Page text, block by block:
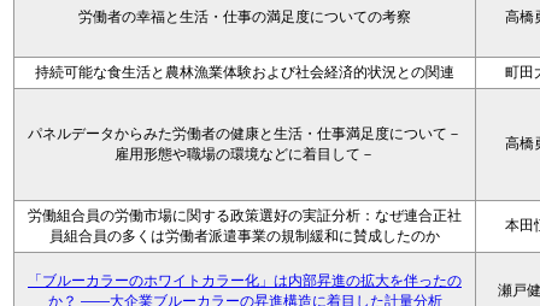
労働者の幸福と生活・仕事の満足度についての考察 高橋
持続可能な食生活と農林漁業体験および社会経済的状況との関連 町田
パネルデータからみた労働者の健康と生活・仕事満足度について－
雇用形態や職場の環境などに着目して－
高橋
労働組合員の労働市場に関する政策選好の実証分析：なぜ連合正社
員組合員の多くは労働者派遣事業の規制緩和に賛成したのか
本田
「ブルーカラーのホワイトカラー化」は内部昇進の拡大を伴ったの
か？ ――大企業ブルーカラーの昇進構造に着目した計量分析
瀬戸